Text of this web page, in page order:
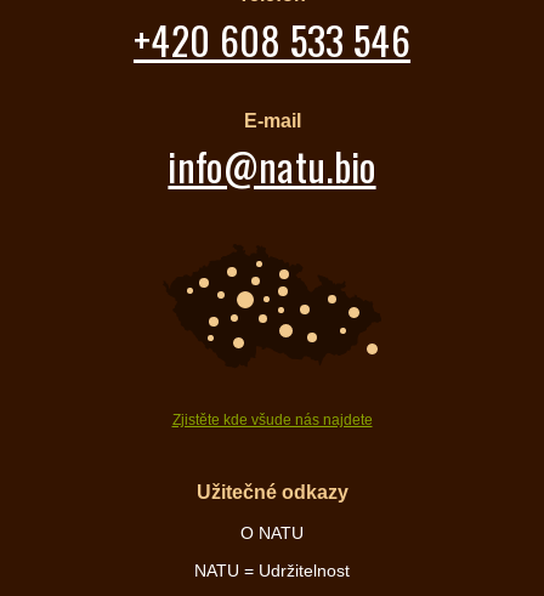
+420 608 533 546
E-mail
info@natu.bio
Zjistěte kde všude nás najdete
Užitečné odkazy
O NATU
NATU = Udržitelnost